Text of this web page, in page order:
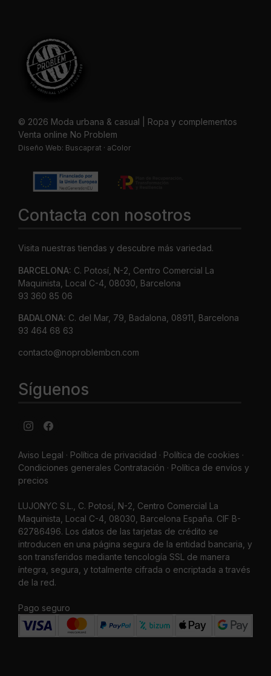
© 2026 Moda urbana & casual | Ropa y complementos
Venta online No Problem
Diseño Web: Buscaprat · aColor
Contacta con nosotros
Visita nuestras tiendas y descubre más variedad.
BARCELONA: C. Potosí, N-2, Centro Comercial La
Maquinista, Local C-4, 08030, Barcelona
93 360 85 06
BADALONA: C. del Mar, 79, Badalona, 08911, Barcelona
93 464 68 63
contacto@noproblembcn.com
Síguenos
Aviso Legal · Política de privacidad · Política de cookies ·
Condiciones generales Contratación · Política de envíos y
precios
LUJONYC S.L., C. Potosí, N-2, Centro Comercial La
Maquinista, Local C-4, 08030, Barcelona España. CIF B-
62786496. Los datos de las tarjetas de crédito se
introducen en una página segura de la entidad bancaria, y
son transferidos mediante tencología SSL de manera
íntegra, segura, y totalmente cifrada o encriptada a través
de la red.
Pago seguro